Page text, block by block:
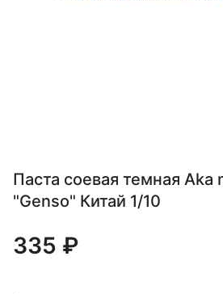
Паста соевая темная Aka
"Genso" Китай 1/10
335 ₽